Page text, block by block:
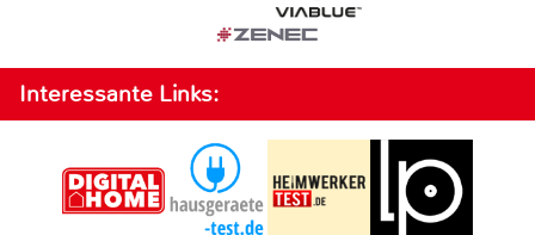
Interessante Links: